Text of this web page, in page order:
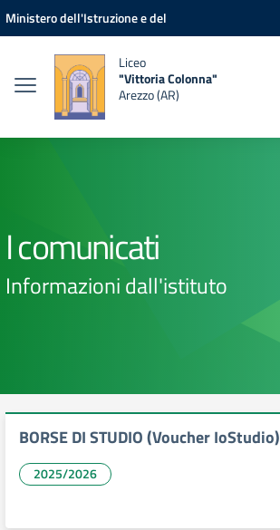
Vai ai contenuti
Vai al menu di navigazione
Vai al footer
Ministero dell'Istruzione e del
Liceo
"Vittoria Colonna"
Arezzo (AR)
I comunicati
Informazioni dall'istituto
BORSE DI STUDIO (Voucher IoStudio)
2025/2026